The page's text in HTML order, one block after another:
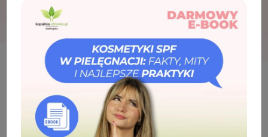
Kosmetyki Twarz
Peeling do ust
Peeling do ust z olejem